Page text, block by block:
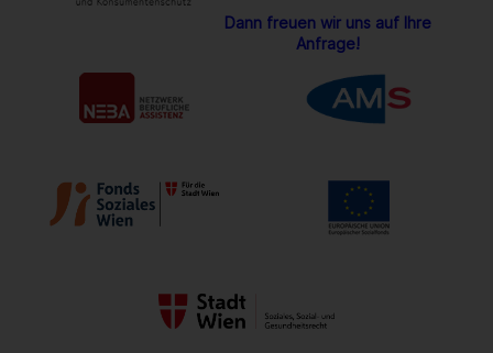
Dann freuen wir uns auf Ihre
Anfrage!